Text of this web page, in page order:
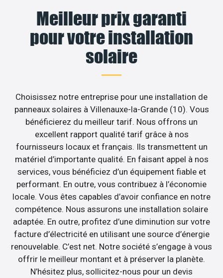
Meilleur prix garanti
pour votre installation
solaire
Choisissez notre entreprise pour une installation de
panneaux solaires à Villenauxe-la-Grande (10). Vous
bénéficierez du meilleur tarif. Nous offrons un
excellent rapport qualité tarif grâce à nos
fournisseurs locaux et français. Ils transmettent un
matériel d’importante qualité. En faisant appel à nos
services, vous bénéficiez d’un équipement fiable et
performant. En outre, vous contribuez à l’économie
locale. Vous êtes capables d’avoir confiance en notre
compétence. Nous assurons une installation solaire
adaptée. En outre, profitez d’une diminution sur votre
facture d’électricité en utilisant une source d’énergie
renouvelable. C’est net. Notre société s’engage à vous
offrir le meilleur montant et à préserver la planète.
N’hésitez plus, sollicitez-nous pour un devis